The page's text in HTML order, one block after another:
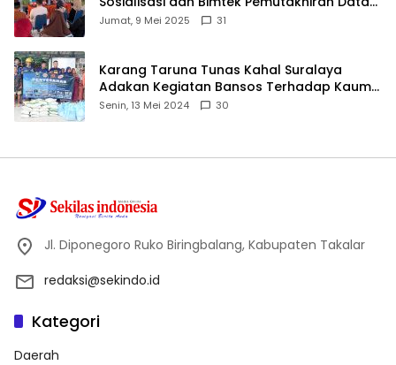
ID
Jumat, 9 Mei 2025 31
Karang Taruna Tunas Kahal Suralaya
Adakan Kegiatan Bansos Terhadap Kaum
Dhuafa dan Anak Yatim-Piatu
Senin, 13 Mei 2024 30
Jl. Diponegoro Ruko Biringbalang, Kabupaten Takalar
redaksi@sekindo.id
Kategori
Daerah